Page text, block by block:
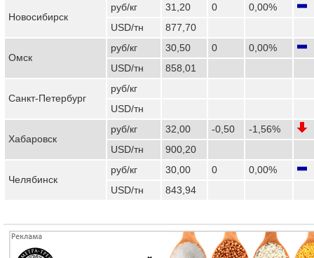
Новосибирск
руб/кг 31,20 0
0,00%
USD/тн
877,70
Омск
руб/кг 30,50 0
0,00%
USD/тн
858,01
Санкт-Петербург
руб/кг
USD/тн
Хабаровск
руб/кг 32,00 -0,50
-1,56%
USD/тн
900,20
Челябинск
руб/кг 30,00 0
0,00%
USD/тн
843,94